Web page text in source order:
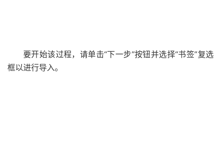
要开始该过程，请单击“下一步”按钮并选择“书签”复选
框以进行导入。